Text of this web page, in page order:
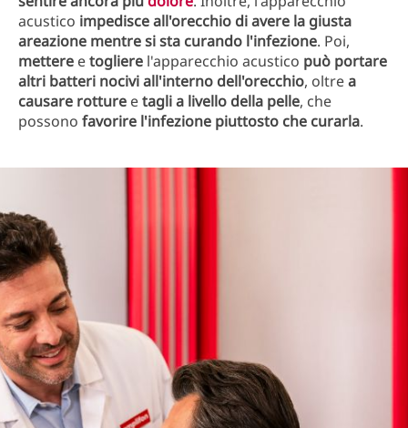
acustico impedisce all'orecchio di avere la giusta
areazione mentre si sta curando l'infezione. Poi,
mettere etogliere l'apparecchio acustico può portare
altri batteri nocivi all'interno dell'orecchio, oltrea
causare rotture etagli a livello della pelle, che
possono favorire l'infezione piuttosto che curarla.